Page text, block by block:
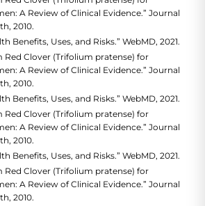
A Review of Clinical Evidence.” Journal
2010.
Benefits, Uses, and Risks.” WebMD, 2021.
Red Clover (Trifolium pratense) for
A Review of Clinical Evidence.” Journal
2010.
Benefits, Uses, and Risks.” WebMD, 2021.
Red Clover (Trifolium pratense) for
A Review of Clinical Evidence.” Journal
2010.
Benefits, Uses, and Risks.” WebMD, 2021.
Red Clover (Trifolium pratense) for
A Review of Clinical Evidence.” Journal
2010.